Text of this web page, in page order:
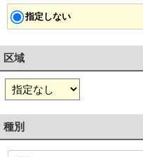
指定しない
区域
種別